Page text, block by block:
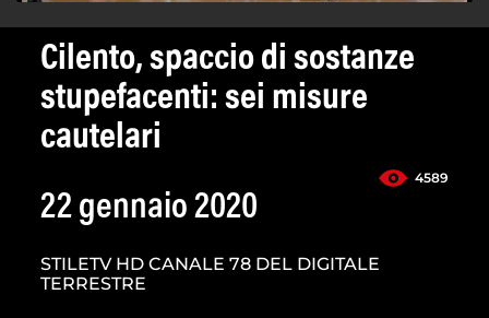
Cilento, spaccio di sostanze
stupefacenti: sei misure
cautelari
4589
22 gennaio 2020
STILETV HD CANALE 78 DEL DIGITALE
TERRESTRE